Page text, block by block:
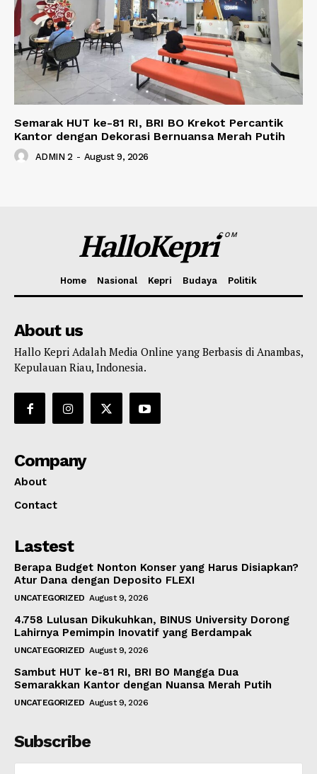
Semarak HUT ke-81 RI, BRI BO Krekot Percantik
Kantor dengan Dekorasi Bernuansa Merah Putih
ADMIN 2 - August 9, 2026
HalloKepriCOM
Home Nasional Kepri Budaya Politik
About us
Hallo Kepri Adalah Media Online yang Berbasis di Anambas,
Kepulauan Riau, Indonesia.
Company
About
Contact
Lastest
Berapa Budget Nonton Konser yang Harus Disiapkan?
Atur Dana dengan Deposito FLEXI
UNCATEGORIZED August 9, 2026
4.758 Lulusan Dikukuhkan, BINUS University Dorong
Lahirnya Pemimpin Inovatif yang Berdampak
UNCATEGORIZED August 9, 2026
Sambut HUT ke-81 RI, BRI BO Mangga Dua
Semarakkan Kantor dengan Nuansa Merah Putih
UNCATEGORIZED August 9, 2026
Subscribe